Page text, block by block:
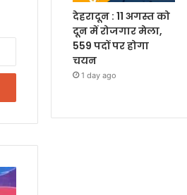
देहरादून : 11 अगस्त को
दून में रोजगार मेला,
559 पदों पर होगा
चयन
1 day ago